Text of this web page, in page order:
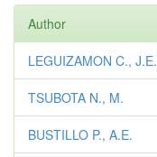
Author
LEGUIZAMON C., J.E.
TSUBOTA N., M.
BUSTILLO P., A.E.